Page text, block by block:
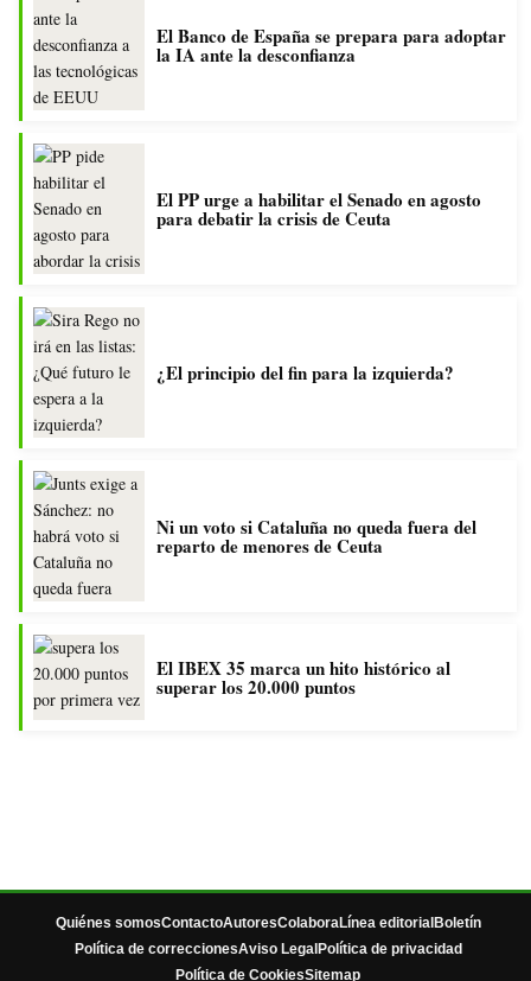
El Banco de España se prepara para adoptar
la IA ante la desconfianza
El PP urge a habilitar el Senado en agosto
para debatir la crisis de Ceuta
¿El principio del fin para la izquierda?
Ni un voto si Cataluña no queda fuera del
reparto de menores de Ceuta
El IBEX 35 marca un hito histórico al
superar los 20.000 puntos
Quiénes somosContactoAutoresColaboraLínea editorial Boletín
Política de correccionesAviso Legal Política de privacidad
Política de CookiesSitemap